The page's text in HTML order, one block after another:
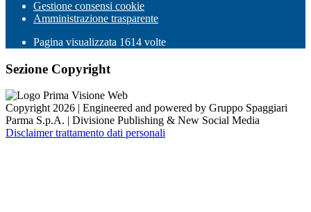
Gestione consensi cookie
Amministrazione trasparente
Pagina visualizzata 1614 volte
Sezione Copyright
Copyright 2026 | Engineered and powered by Gruppo Spaggiari
Parma S.p.A. | Divisione Publishing & New Social Media
Disclaimer trattamento dati personali